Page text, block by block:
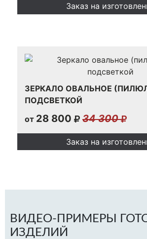
Заказ на
ЗЕРКАЛО ОВАЛЬНОЕ
ПОДСВЕТКОЙ
от 28 800 34 300
Заказ на
ВИДЕО-ПРИМЕРЫ
ИЗДЕЛИЙ